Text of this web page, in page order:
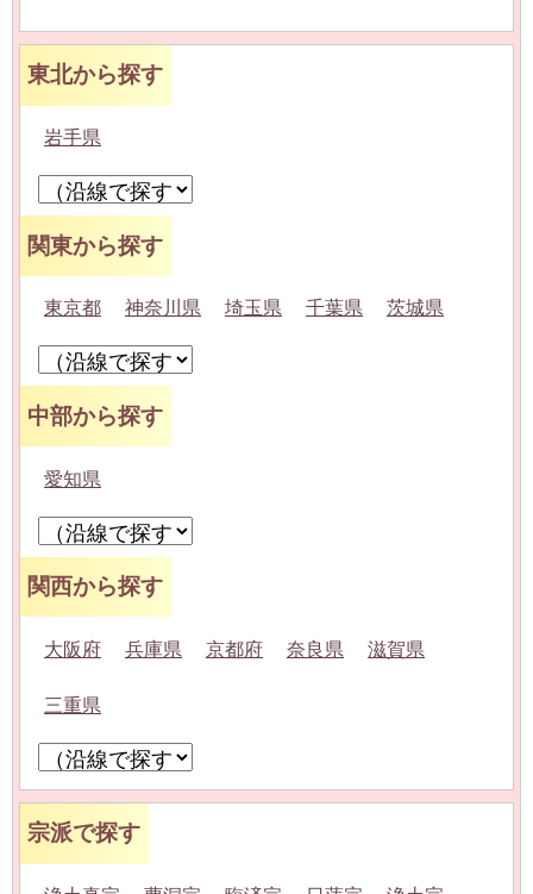
東北から探す
岩手県
関東から探す
東京都 神奈川県 埼玉県 千葉県 茨城県
中部から探す
愛知県
関西から探す
大阪府 兵庫県 京都府 奈良県 滋賀県
三重県
宗派で探す